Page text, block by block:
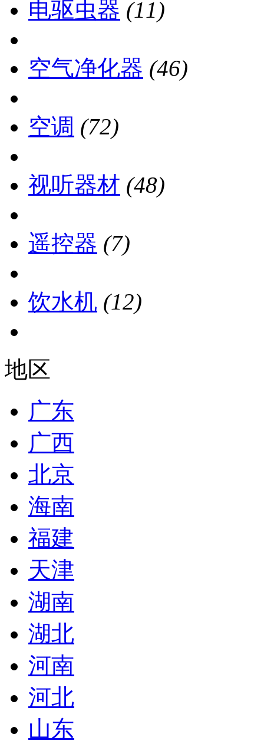
电驱虫器 (11)
空气净化器 (46)
空调 (72)
视听器材 (48)
遥控器 (7)
饮水机 (12)
地区
广东
广西
北京
海南
福建
天津
湖南
湖北
河南
河北
山东